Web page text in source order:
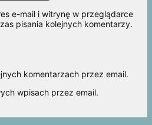
e-mail i witrynę w przeglądarce
pisania kolejnych komentarzy.
komentarzach przez email.
wpisach przez email.